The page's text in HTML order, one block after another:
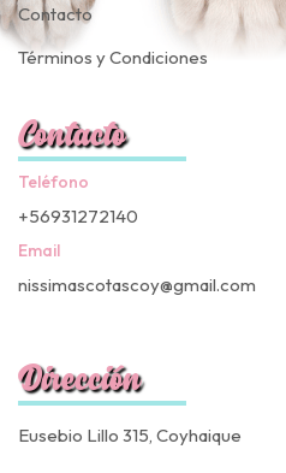
Contacto
Términos y Condiciones
Contacto
Teléfono
+56931272140
Email
nissimascotascoy@gmail.com
Dirección
Eusebio Lillo 315, Coyhaique